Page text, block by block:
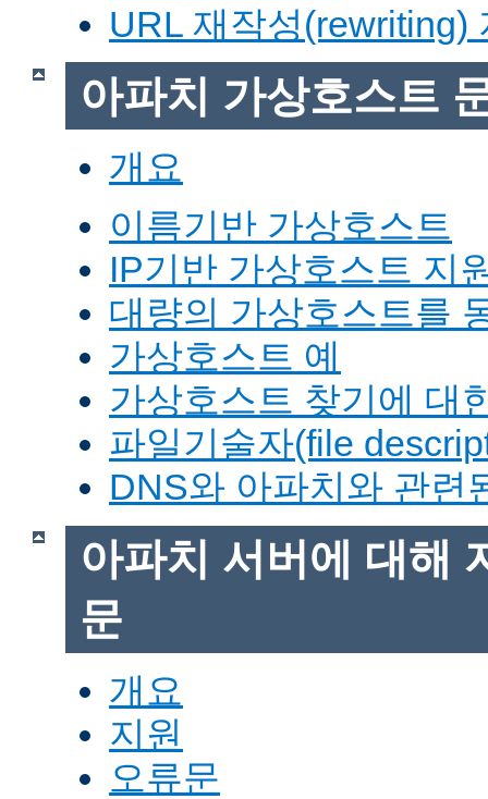
URL 재작성(rewriting)
아파치 가상호스트
개요
이름기반 가상호스트
IP기반 가상호스트 지
대량의 가상호스트를
가상호스트 예
가상호스트 찾기에 대
파일기술자(file
DNS와 아파치와 관련
아파치 서버에 대해
문
개요
지원
오류문